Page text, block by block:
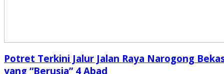
Potret Terkini Jalur Jalan Raya Narogong
yang “Berusia” 4 Abad